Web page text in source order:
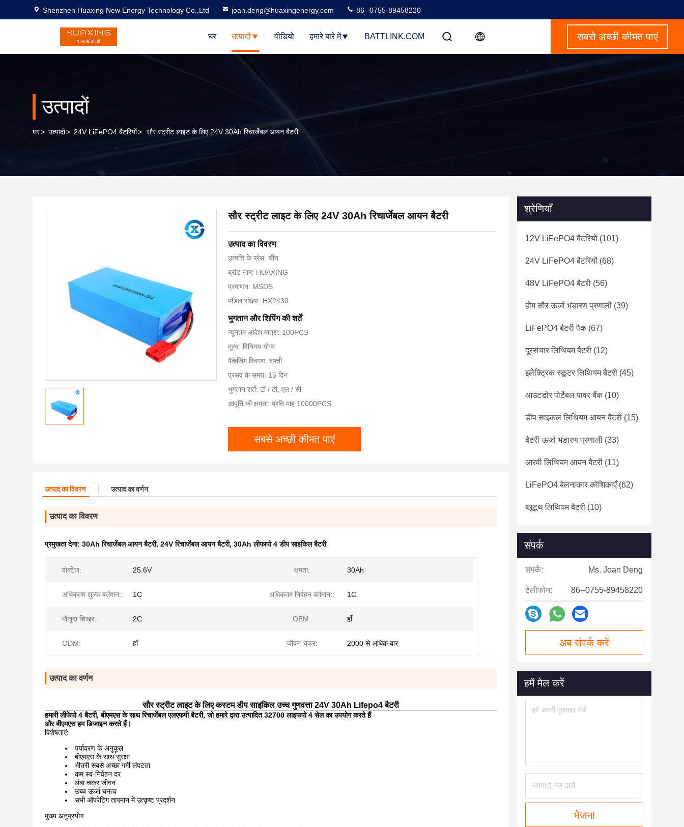
Shenzhen Huaxing New Energy Technology Co.,Ltd joan.deng@huaxingenergy.com 86--0755-89458220
घर उत्पादों वीडियो हमारे बारे में BATTLINK.COM सबसे अच्छी कीमत पाएं
उत्पादों
घर> उत्पादों> 24V LiFePO4 बैटरियों> सौर स्ट्रीट लाइट के लिए 24V 30Ah रिचार्जेबल आयन बैटरी
सौर स्ट्रीट लाइट के लिए 24V 30Ah रिचार्जेबल आयन बैटरी
उत्पाद का विवरण
उत्पत्ति के प्लेस: चीन
ब्रांड नाम: HUAXING
प्रमाणन: MSDS
मॉडल संख्या: HX2430
भुगतान और शिपिंग की शर्तें
न्यूनतम आदेश मात्रा: 100PCS
मूल्य: विनिमय योग्य
पैकेजिंग विवरण: दफ़्ती
प्रसव के समय: 15 दिन
भुगतान शर्तें: टी / टी, एल / सी
आपूर्ति की क्षमता: प्रति माह 10000PCS
सबसे अच्छी कीमत पाएं
उत्पाद का विवरण उत्पाद का वर्णन
उत्पाद का विवरण
प्रमुखता देना: 30Ah रिचार्जेबल आयन बैटरी, 24V रिचार्जेबल आयन बैटरी, 30Ah लीफापो 4 डीप साइकिल बैटरी
वोल्टेज: 25.6V क्षमता: 30Ah
अधिकतम शुल्क वर्तमान:: 1C अधिकतम निर्वहन वर्तमान:: 1C
मौजूदा शिखर:: 2C OEM: हाँ
ODM: हाँ जीवन चक्र: 2000 से अधिक बार
उत्पाद का वर्णन
सौर स्ट्रीट लाइट के लिए कस्टम डीप साइकिल उच्च गुणवत्ता 24V 30Ah Lifepo4 बैटरी
हमारी लीफेपो 4 बैटरी, बीएमएस के साथ रिचार्जेबल एलएफपी बैटरी, जो हमारे द्वारा उत्पादित 32700 लाइफपो 4 सेल का उपयोग करते हैं
और बीएमएस हम डिजाइन करते हैं।
विशेषताएं:
पर्यावरण के अनुकूल
बीएमएस के साथ सुरक्षा
भीतरी सबसे अच्छा गर्मी लंपटता
कम स्व-निर्वहन दर
लंबा चक्र जीवन
उच्च ऊर्जा घनत्व
सभी ऑपरेटिंग तापमान में उत्कृष्ट प्रदर्शन
मुख्य अनुप्रयोग
श्रेणियाँ
12V LiFePO4 बैटरियों (101)
24V LiFePO4 बैटरियों (68)
48V LiFePO4 बैटरी (56)
होम सौर ऊर्जा भंडारण प्रणाली (39)
LiFePO4 बैटरी पैक (67)
दूरसंचार लिथियम बैटरी (12)
इलेक्ट्रिक स्कूटर लिथियम बैटरी (45)
आउटडोर पोर्टेबल पावर बैंक (10)
डीप साइकल लिथियम आयन बैटरी (15)
बैटरी ऊर्जा भंडारण प्रणाली (33)
आरवी लिथियम आयन बैटरी (11)
LiFePO4 बेलनाकार कोशिकाएँ(62)
ब्लूटूथ लिथियम बैटरी (10)
संपर्क
संपर्क: Ms. Joan Deng
टेलीफोन: 86--0755-89458220
अब संपर्क करें
हमें मेल करें
भेजना